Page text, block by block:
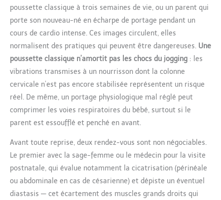
poussette classique à trois semaines de vie, ou un parent qui
porte son nouveau-né en écharpe de portage pendant un
cours de cardio intense. Ces images circulent, elles
normalisent des pratiques qui peuvent être dangereuses. Une
poussette classique n’amortit pas les chocs du jogging : les
vibrations transmises à un nourrisson dont la colonne
cervicale n’est pas encore stabilisée représentent un risque
réel. De même, un portage physiologique mal réglé peut
comprimer les voies respiratoires du bébé, surtout si le
parent est essoufflé et penché en avant.
Avant toute reprise, deux rendez-vous sont non négociables.
Le premier avec la sage-femme ou le médecin pour la visite
postnatale, qui évalue notamment la cicatrisation (périnéale
ou abdominale en cas de césarienne) et dépiste un éventuel
diastasis — cet écartement des muscles grands droits qui